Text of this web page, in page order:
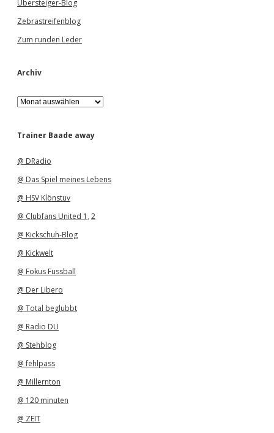
Übersteiger-Blog
Zebrastreifenblog
Zum runden Leder
Archiv
A
r
h
Trainer Baade away
@ DRadio
@ Das Spiel meines Lebens
@ HSV Klönstuv
@ Clubfans United 1 , 2
@ Kickschuh-Blog
@ Kickwelt
@ Fokus Fussball
@ Der Libero
@ Total beglubbt
@ Radio DU
@ Stehblog
@ fehlpass
@ Millernton
@ 120 minuten
@ ZEIT